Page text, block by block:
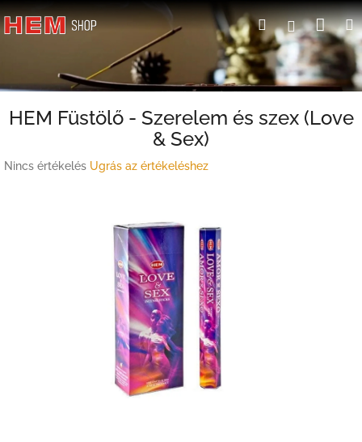
Ugrás
a
Keresés
HEM Füstölő - Szerelem és szex (Love
& Sex)
A
Nincs értékelés Ugrás az értékeléshez